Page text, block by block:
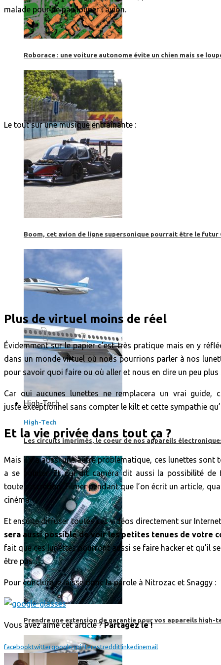
Roborace : une voiture autonome évite un chien mais se
Boom, cet avion de ligne supersonique pourrait être le futur
High-Tech
High-Tech
Les circuits imprimés, le coeur de nos appareils
Prendre une extension de garantie pour vos appareils high-
malade pour ne pas louper l’avion.
Le tout sur une musique entraînante :
Plus de virtuel moins de réel
Évidemment sur le papier c’est très pratique mais en y
dans un monde virtuel où nous pourrions parler à nos
pour savoir quoi faire ou où aller et nous en dire un peu plus
Car oui aucunes lunettes ne remplacera un vrai
juste exceptionnel sans compter le kilt et cette sympathie
Et la vie privée dans tout ça ?
Mais il y a aussi une autre problématique, ces lunettes sont
a se pointer. Et qui dit caméra dit aussi la possibilité
toute discrétion. Filmer pendant que l’on écrit un article,
cinéma…
Et ensuite diffuser toutes ces vidéos directement sur
sera aussi possible de voir les petites tenues de votre
fait que ces lunettes pourront aussi se faire hacker et qu’il
être pas…
Pour conclure je laisse donc la parole à Nitrozac et Snaggy :
Vous avez aimé cet article ?Partagez le !
facebooktwittergoogle+pinterestredditlinkedinemail